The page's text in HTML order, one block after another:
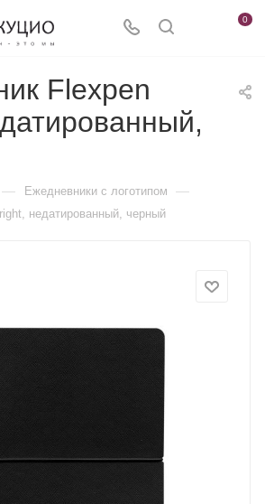
0
Flexpen
— Ежедневники c логотипом —
недатированный, черный